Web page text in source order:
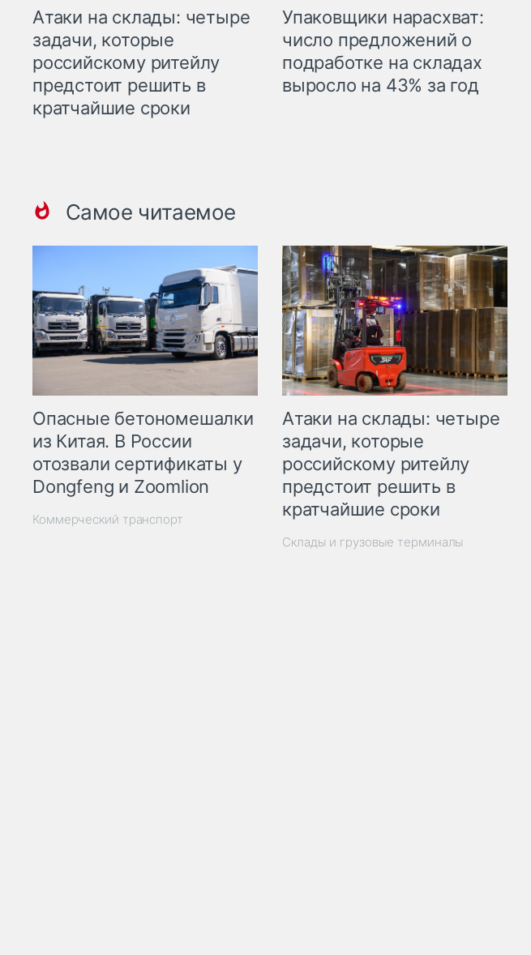
Атаки на склады: четыре
задачи, которые
российскому ритейлу
предстоит решить в
кратчайшие сроки
Упаковщики нарасхват:
число предложений о
подработке на складах
выросло на 43% за год
Самое читаемое
Опасные бетономешалки
из Китая. В России
отозвали сертификаты у
Dongfeng и Zoomlion
Коммерческий транспорт
Атаки на склады: четыре
задачи, которые
российскому ритейлу
предстоит решить в
кратчайшие сроки
Склады и грузовые терминалы